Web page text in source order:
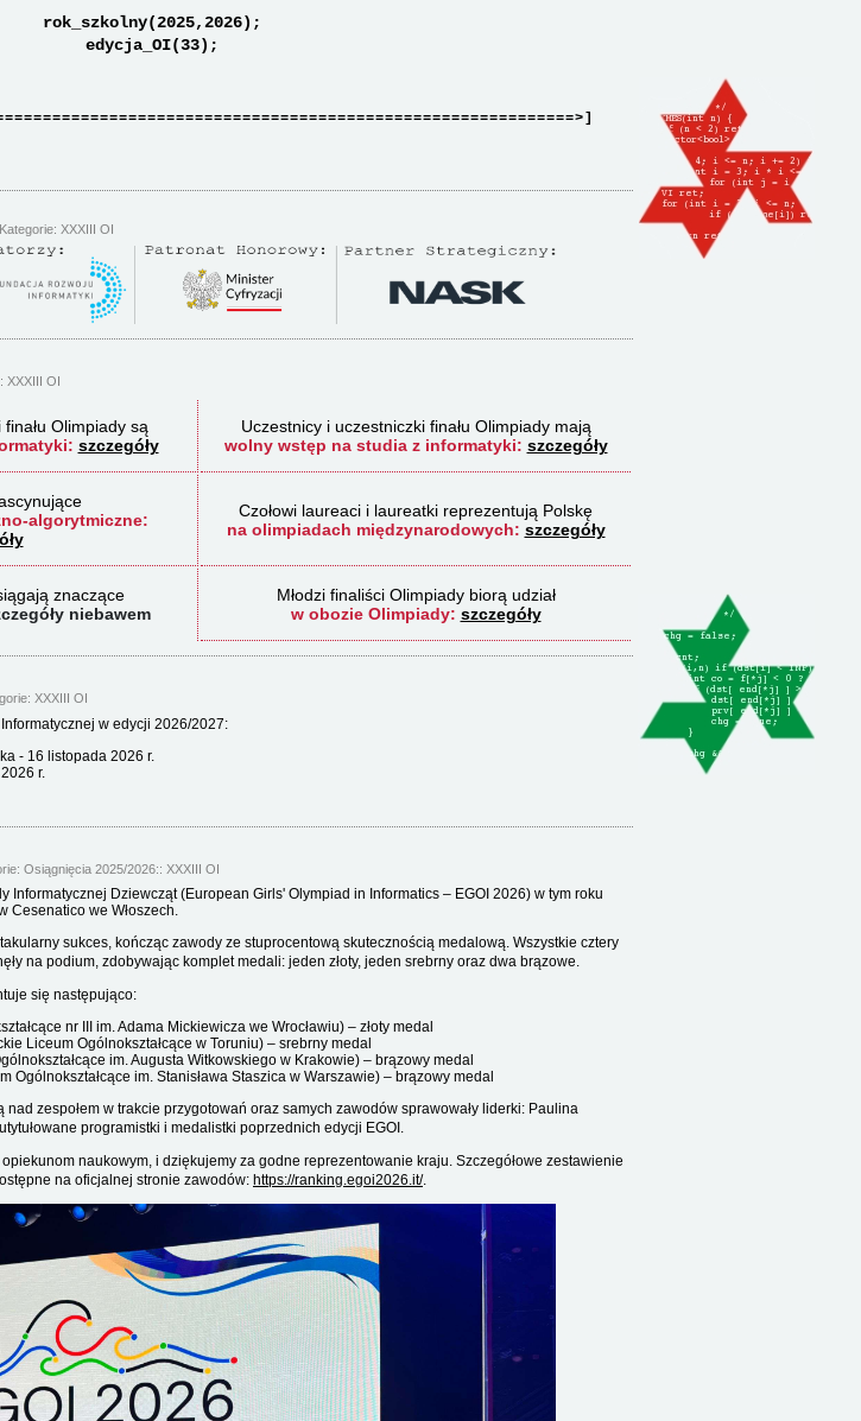
rok_szkolny(2025,2026);
edycja_OI(33);
Kategorie: XXXIII OI
XXXIII OI
Olimpiady są
szczegóły
Uczestnicy i uczestniczki finału Olimpiady mają
wolny wstęp na studia z informatyki: szczegóły
algorytmiczne:
Czołowi laureaci i laureatki reprezentują Polskę
na olimpiadach międzynarodowych: szczegóły
znaczące
niebawem
Młodzi finaliści Olimpiady biorą udział
w obozie Olimpiady: szczegóły
XXXIII OI
w edycji 2026/2027:
- 16 listopada 2026 r.
r.
Osiągnięcia 2025/2026 XXXIII OI
Informatycznej Dziewcząt (European Girls' Olympiad in Informatics – EGOI 2026) w tym roku
Cesenatico we Włoszech.
sukces, kończąc zawody ze stuprocentową skutecznością medalową. Wszystkie cztery
na podium, zdobywając komplet medali: jeden złoty, jeden srebrny oraz dwa brązowe.
się następująco:
nr III im. Adama Mickiewicza we Wrocławiu) – złoty medal
Liceum Ogólnokształcące w Toruniu) – srebrny medal
im. Augusta Witkowskiego w Krakowie) – brązowy medal
Ogólnokształcące im. Stanisława Staszica w Warszawie) – brązowy medal
zespołem w trakcie przygotowań oraz samych zawodów sprawowały liderki: Paulina
programistki i medalistki poprzednich edycji EGOI.
naukowym, i dziękujemy za godne reprezentowanie kraju. Szczegółowe zestawienie
na oficjalnej stronie zawodów: https://ranking.egoi2026.it/.